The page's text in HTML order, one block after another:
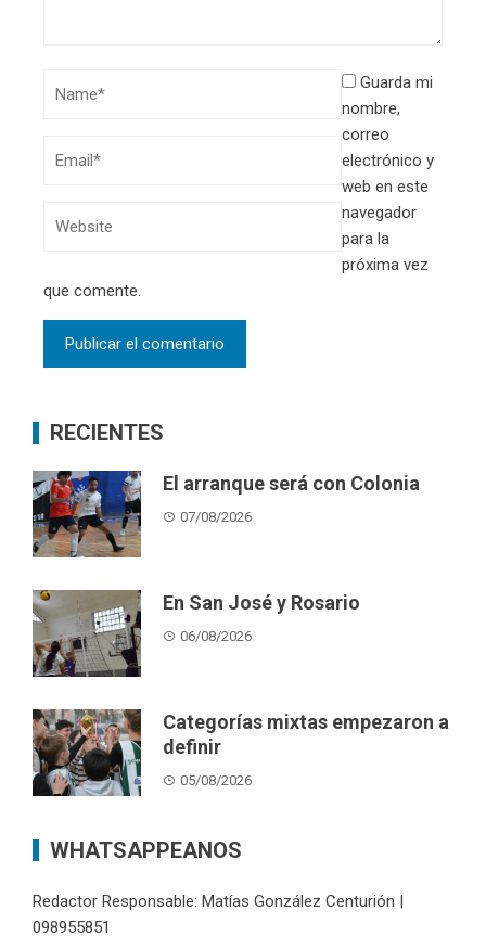
Guarda mi
nombre,
correo
electrónico y
web en este
navegador
para la
próxima vez
que comente.
RECIENTES
El arranque será con Colonia
07/08/2026
En San José y Rosario
06/08/2026
Categorías mixtas empezaron a
definir
05/08/2026
WHATSAPPEANOS
Redactor Responsable: Matías González Centurión |
098955851